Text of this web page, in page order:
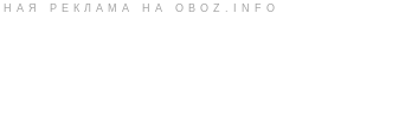
РЕКЛАМА НА OBOZ.INFO